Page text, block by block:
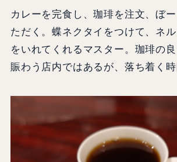
カレーを完食し、珈琲を注文、ぼ
ただく。蝶ネクタイをつけて、ネ
をいれてくれるマスター。珈琲の
賑わう店内ではあるが、落ち着く時